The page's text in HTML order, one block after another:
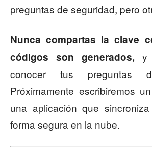
preguntas de seguridad, pero
Nunca compartas la clave
códigos son generados, y
conocer tus preguntas
Próximamente escribiremos
una aplicación que
forma segura en la nube.